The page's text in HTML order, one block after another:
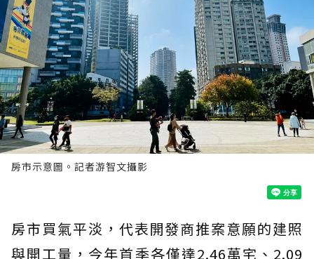
房市示意圖。記者游智文攝影
房市買氣平淡，代表開發商推案意願的建照
與開工量，今年首季各僅達2.46萬宅、2.09